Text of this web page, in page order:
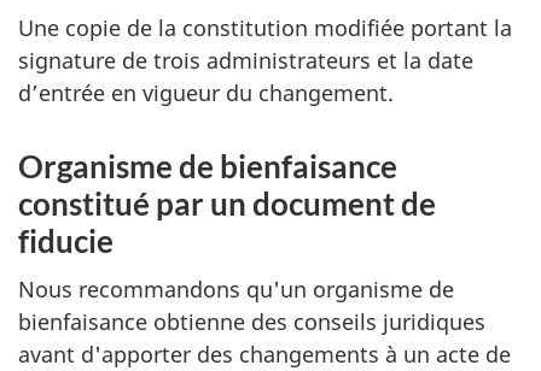
Une copie de la constitution modifiée portant la
signature de trois administrateurs et la date
d’entrée en vigueur du changement.
Organisme de bienfaisance
constitué par un document de
fiducie
Nous recommandons qu'un organisme de
bienfaisance obtienne des conseils juridiques
avant d'apporter des changements à un acte de